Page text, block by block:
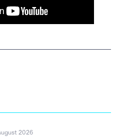
2026